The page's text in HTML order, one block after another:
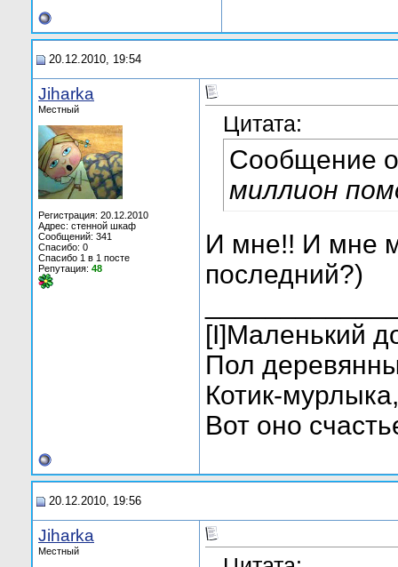
20.12.2010, 19:54
Jiharka
Местный
Регистрация: 20.12.2010
Адрес: стенной шкаф
Сообщений: 341
Спасибо: 0
Спасибо 1 в 1 посте
Репутация: 48
Цитата:
Сообщение
миллион
И мне!! И мне
последний?)
[I]Маленький
Пол
Котик-
Вот оно
20.12.2010, 19:56
Jiharka
Местный